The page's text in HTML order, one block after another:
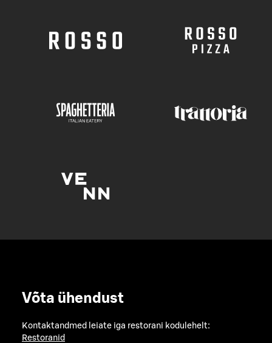
Võta ühendust
Kontaktandmed leiate iga restorani kodulehelt:
Restoranid